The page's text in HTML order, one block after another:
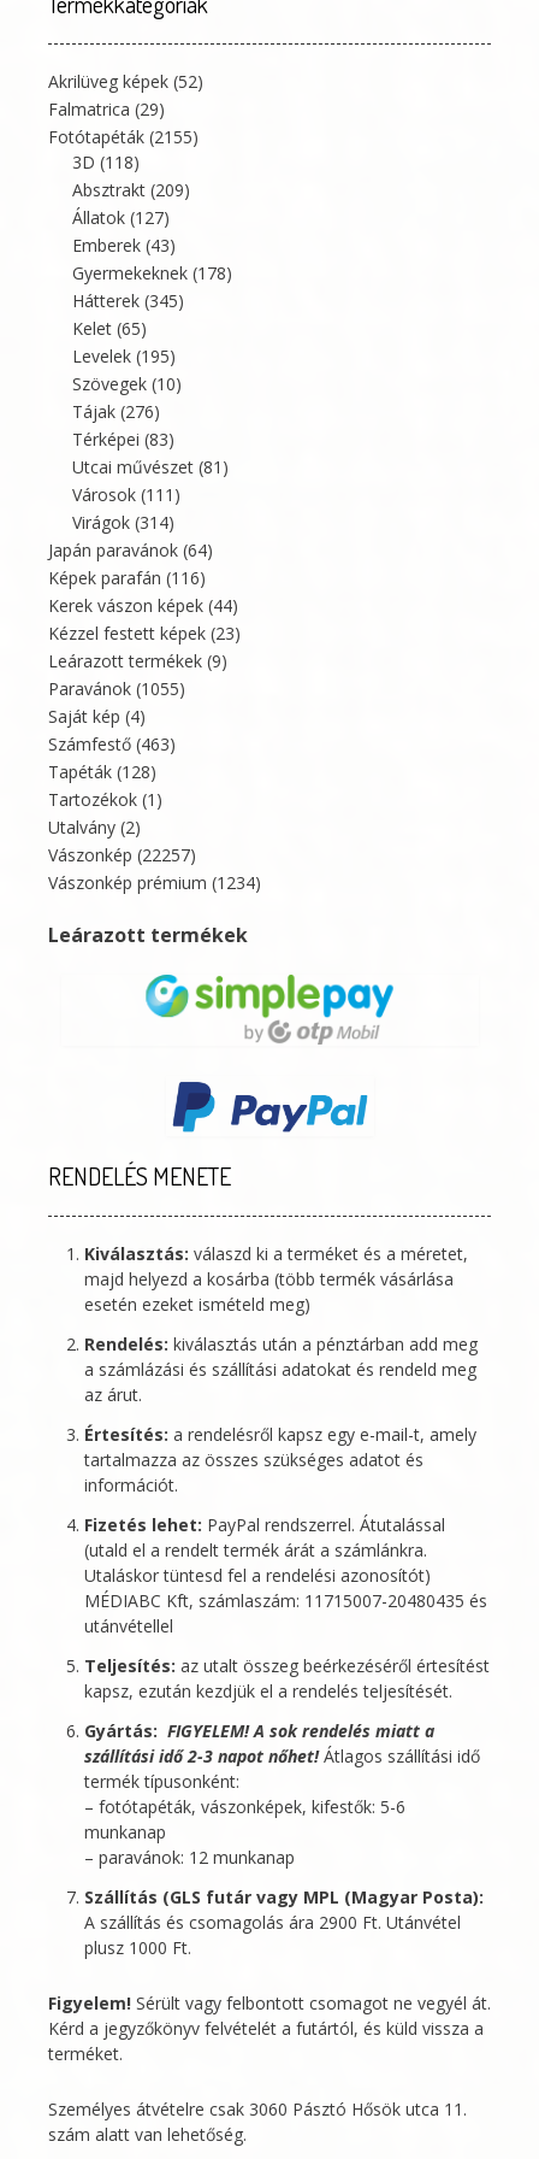
Akrilüveg képek (52)
Falmatrica (29)
Fotótapéták (2155)
3D (118)
Absztrakt (209)
Állatok (127)
Emberek (43)
Gyermekeknek (178)
Hátterek (345)
Kelet (65)
Levelek (195)
Szövegek (10)
Tájak (276)
Térképei (83)
Utcai művészet (81)
Városok (111)
Virágok (314)
Japán paravánok (64)
Képek parafán (116)
Kerek vászon képek (44)
Kézzel festett képek (23)
Leárazott termékek (9)
Paravánok (1055)
Saját kép (4)
Számfestő (463)
Tapéták (128)
Tartozékok (1)
Utalvány (2)
Vászonkép (22257)
Vászonkép prémium (1234)
Leárazott termékek
RENDELÉS MENETE
Kiválasztás: válaszd ki a terméket és a méretet,
majd helyezd a kosárba (több termék vásárlása
esetén ezeket ismételd meg)
Rendelés: kiválasztás után a pénztárban add meg
a számlázási és szállítási adatokat és rendeld meg
az árut.
Értesítés: a rendelésről kapsz egy e-mail-t, amely
tartalmazza az összes szükséges adatot és
információt.
Fizetés lehet: PayPal rendszerrel. Átutalással
(utald el a rendelt termék árát a számlánkra.
Utaláskor tüntesd fel a rendelési azonosítót)
MÉDIABC Kft, számlaszám: 11715007-20480435 és
utánvétellel
Teljesítés: az utalt összeg beérkezéséről értesítést
kapsz, ezután kezdjük el a rendelés teljesítését.
Gyártás: FIGYELEM! A sok rendelés miatt a
szállítási idő 2-3 napot nőhet!Átlagos szállítási idő
termék típusonként:
– fotótapéták, vászonképek, kifestők: 5-6
munkanap
– paravánok: 12 munkanap
Szállítás (GLS futár vagy MPL (Magyar Posta):
A szállítás és csomagolás ára 2900 Ft. Utánvétel
plusz 1000 Ft.
Figyelem! Sérült vagy felbontott csomagot ne vegyél át.
Kérd a jegyzőkönyv felvételét a futártól, és küld vissza a
terméket.
Személyes átvételre csak 3060 Pásztó Hősök utca 11.
szám alatt van lehetőség.